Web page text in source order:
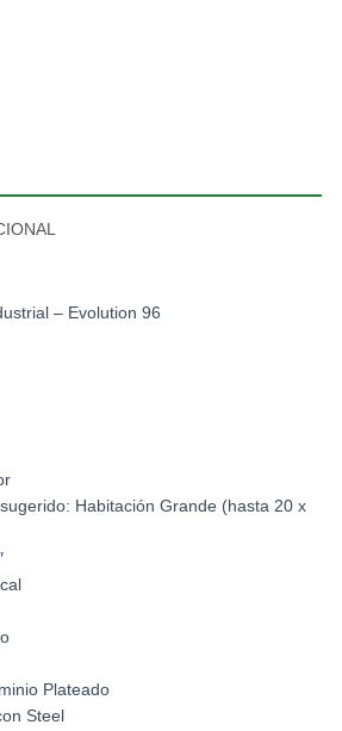
– Evolution 96
Habitación Grande (hasta 20 x
Plateado
Steel